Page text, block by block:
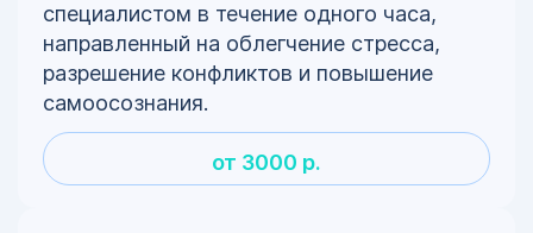
специалистом в течение одного часа,
направленный на облегчение стресса,
разрешение конфликтов и повышение
самоосознания.
от 3000 р.